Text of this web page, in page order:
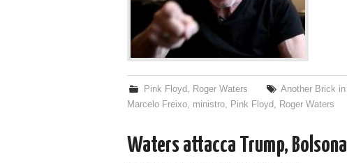
Pink Floyd Roger Waters Another Brick
Marcelo Freixo
ministro Pink Floyd Roger Waters
Waters attacca Trump,